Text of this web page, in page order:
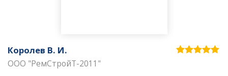
Королев В. И.
ООО "РемСтройТ-2011"